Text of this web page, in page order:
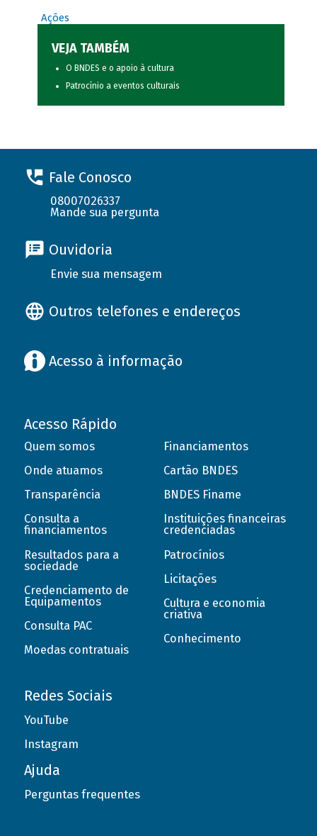
Ações
VEJA TAMBÉM
O BNDES e o apoio à cultura
Patrocínio a eventos culturais
Fale Conosco
08007026337
Mande sua pergunta
Ouvidoria
Envie sua mensagem
Outros telefones e endereços
Acesso à informação
Acesso Rápido
Quem somos
Onde atuamos
Transparência
Consulta a
financiamentos
Resultados para a
sociedade
Credenciamento de
Equipamentos
Consulta PAC
Moedas contratuais
Financiamentos
Cartão BNDES
BNDES Finame
Instituições financeiras
credenciadas
Patrocínios
Licitações
Cultura e economia
criativa
Conhecimento
Redes Sociais
YouTube
Instagram
Ajuda
Perguntas frequentes